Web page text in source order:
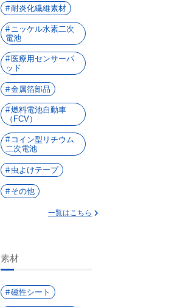
耐炎化繊維素材
ニッケル水素二次
電池
医療用センサーパ
ッド
金属箔部品
燃料電池自動車
（FCV）
コイン型リチウム
二次電池
虫よけテープ
その他
一覧はこちら
素材
磁性シート